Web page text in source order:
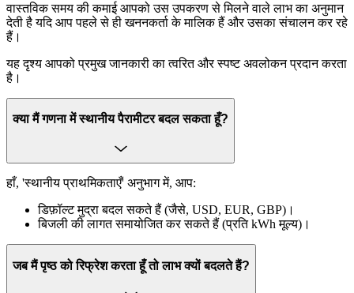
वास्तविक समय की कमाई आपको उस उपकरण से मिलने वाले लाभ का अनुमान
देती है यदि आप पहले से ही खननकर्ता के मालिक हैं और उसका संचालन कर रहे
हैं।
यह दृश्य आपको प्रमुख जानकारी का त्वरित और स्पष्ट अवलोकन प्रदान करता
है।
क्या मैं गणना में स्थानीय पैरामीटर बदल सकता हूँ?
हाँ, 'स्थानीय प्राथमिकताएँ' अनुभाग में, आप:
डिफ़ॉल्ट मुद्रा बदल सकते हैं (जैसे, USD, EUR, GBP)।
बिजली की लागत समायोजित कर सकते हैं (प्रति kWh मूल्य)।
जब मैं पृष्ठ को रिफ्रेश करता हूँ तो लाभ क्यों बदलते हैं?